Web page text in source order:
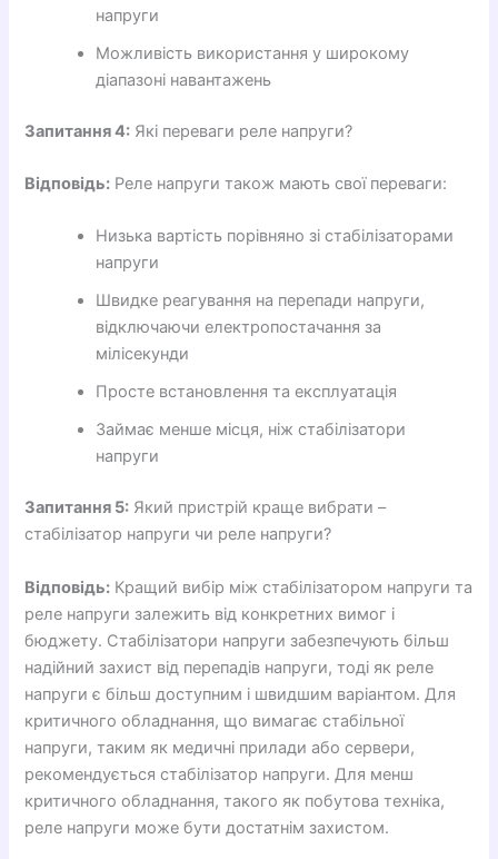
напруги
Можливість використання у широкому
діапазоні навантажень
Запитання 4: Які переваги реле напруги?
Відповідь: Реле напруги також мають свої переваги:
Низька вартість порівняно зі стабілізаторами
напруги
Швидке реагування на перепади напруги,
відключаючи електропостачання за
мілісекунди
Просте встановлення та експлуатація
Займає менше місця, ніж стабілізатори
напруги
Запитання 5: Який пристрій краще вибрати –
стабілізатор напруги чи реле напруги?
Відповідь: Кращий вибір між стабілізатором напруги та
реле напруги залежить від конкретних вимог і
бюджету. Стабілізатори напруги забезпечують більш
надійний захист від перепадів напруги, тоді як реле
напруги є більш доступним і швидшим варіантом. Для
критичного обладнання, що вимагає стабільної
напруги, таким як медичні прилади або сервери,
рекомендується стабілізатор напруги. Для менш
критичного обладнання, такого як побутова техніка,
реле напруги може бути достатнім захистом.